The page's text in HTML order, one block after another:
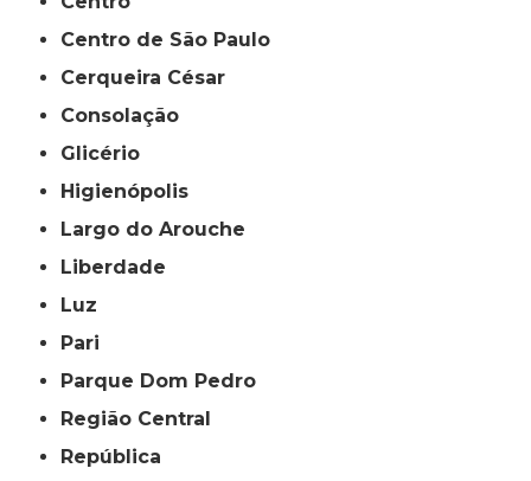
Centro de São Paulo
Cerqueira César
Consolação
Glicério
Higienópolis
Largo do Arouche
Liberdade
Luz
Pari
Parque Dom Pedro
Região Central
República